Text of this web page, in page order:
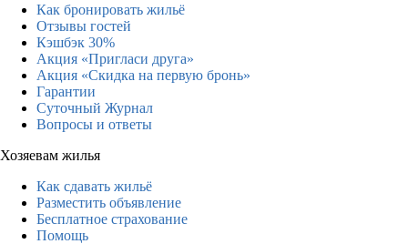
Как бронировать жильё
Отзывы гостей
Кэшбэк 30%
Акция «Пригласи друга»
Акция «Скидка на первую бронь»
Гарантии
Суточный Журнал
Вопросы и ответы
Хозяевам жилья
Как сдавать жильё
Разместить объявление
Бесплатное страхование
Помощь